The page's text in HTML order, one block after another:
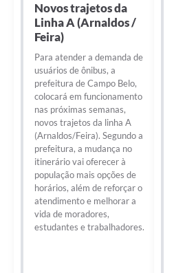
Novos trajetos da
Linha A (Arnaldos /
Feira)
Para atender a demanda de
usuários de ônibus, a
prefeitura de Campo Belo,
colocará em funcionamento
nas próximas semanas,
novos trajetos da linha A
(Arnaldos/Feira). Segundo a
prefeitura, a mudança no
itinerário vai oferecer à
população mais opções de
horários, além de reforçar o
atendimento e melhorar a
vida de moradores,
estudantes e trabalhadores.